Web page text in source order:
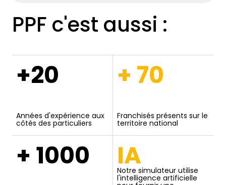
PPF c'est aussi :
+20
Années d'expérience aux
côtés des particuliers
+ 70
Franchisés présents sur le
territoire national
+ 1000 IA
Notre simulateur utilise
l'intelligence artificielle